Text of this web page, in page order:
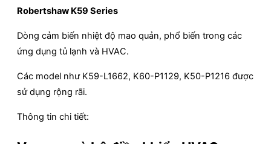
Robertshaw K59 Series
Dòng cảm biến nhiệt độ mao quản, phổ biến trong các
ứng dụng tủ lạnh và HVAC.
Các model như K59-L1662, K60-P1129, K50-P1216 được
sử dụng rộng rãi.
Thông tin chi tiết: